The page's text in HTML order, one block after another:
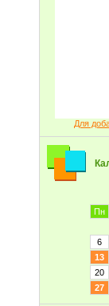
Для
Пн
6
13
20
27